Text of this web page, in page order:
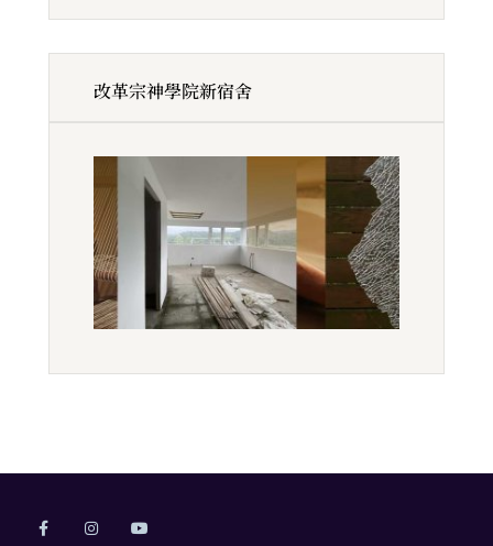
改革宗神學院新宿舍